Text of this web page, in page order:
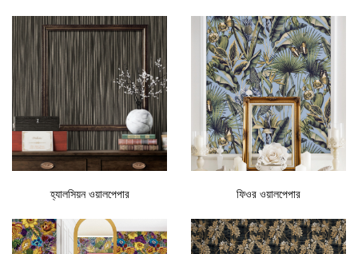
হ্যালসিয়ন ওয়ালপেপার ফিওর ওয়ালপেপার